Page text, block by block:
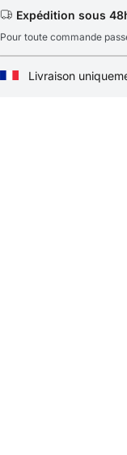
entraxes
40×40
Expédition sous
Pour toute commande
Livraison